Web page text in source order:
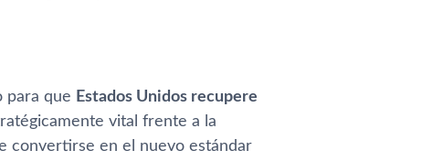
para que Estados Unidos recupere
vital frente a la
convertirse en el nuevo estándar